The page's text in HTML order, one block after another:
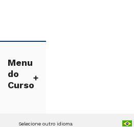
Menu
do
Curso
Selecione outro idioma